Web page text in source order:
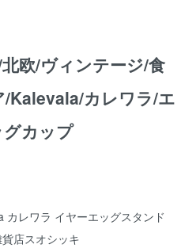
欧/ヴィンテージ/食
Kalevala/カレワラ/エ
カップ
カレワラ イヤーエッグスタンド
店スオシッキ